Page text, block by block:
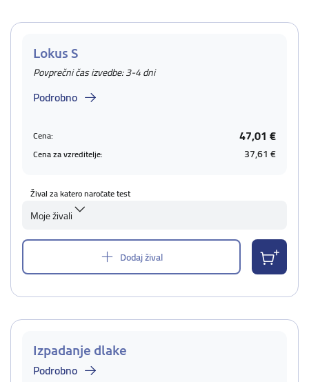
Lokus S
Povprečni čas izvedbe: 3-4 dni
Podrobno
Cena: 47,01 €
Cena za vzreditelje: 37,61 €
Žival za katero naročate test
Moje živali
Dodaj žival
Izpadanje dlake
Podrobno